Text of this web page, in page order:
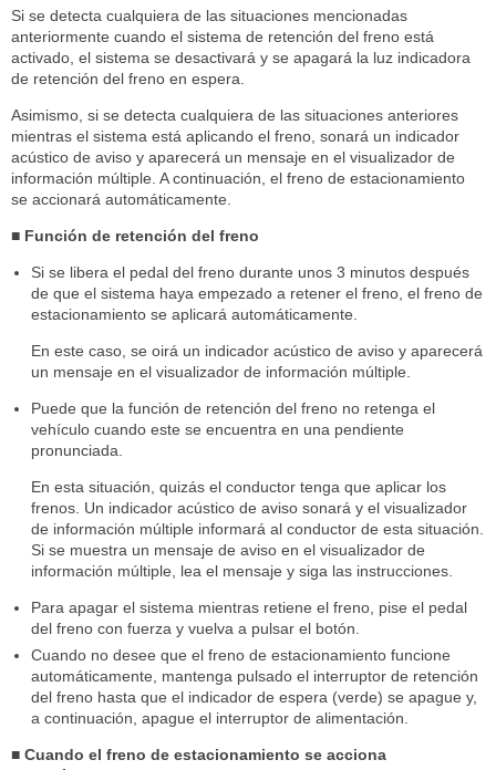
Si se detecta cualquiera de las situaciones mencionadas
anteriormente cuando el sistema de retención del freno está
activado, el sistema se desactivará y se apagará la luz indicadora
de retención del freno en espera.
Asimismo, si se detecta cualquiera de las situaciones anteriores
mientras el sistema está aplicando el freno, sonará un indicador
acústico de aviso y aparecerá un mensaje en el visualizador de
información múltiple. A continuación, el freno de estacionamiento
se accionará automáticamente.
■ Función de retención del freno
Si se libera el pedal del freno durante unos 3 minutos después
de que el sistema haya empezado a retener el freno, el freno de
estacionamiento se aplicará automáticamente.
En este caso, se oirá un indicador acústico de aviso y aparecerá
un mensaje en el visualizador de información múltiple.
Puede que la función de retención del freno no retenga el
vehículo cuando este se encuentra en una pendiente
pronunciada.
En esta situación, quizás el conductor tenga que aplicar los
frenos. Un indicador acústico de aviso sonará y el visualizador
de información múltiple informará al conductor de esta situación.
Si se muestra un mensaje de aviso en el visualizador de
información múltiple, lea el mensaje y siga las instrucciones.
Para apagar el sistema mientras retiene el freno, pise el pedal
del freno con fuerza y vuelva a pulsar el botón.
Cuando no desee que el freno de estacionamiento funcione
automáticamente, mantenga pulsado el interruptor de retención
del freno hasta que el indicador de espera (verde) se apague y,
a continuación, apague el interruptor de alimentación.
■ Cuando el freno de estacionamiento se acciona